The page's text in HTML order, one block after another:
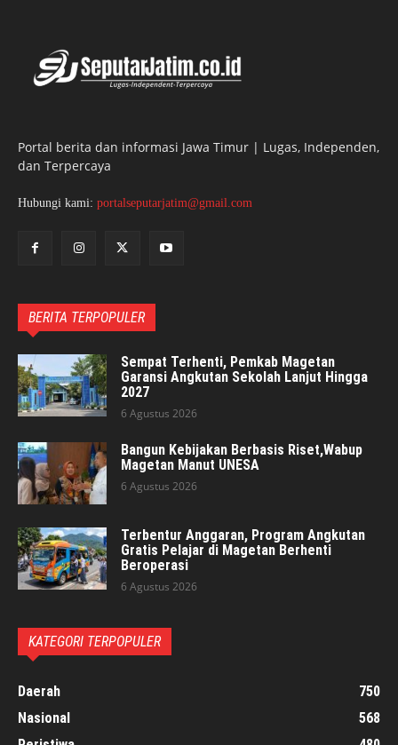
Portal berita dan informasi Jawa Timur | Lugas, Independen,
dan Terpercaya
Hubungi kami: portalseputarjatim@gmail.com
BERITA TERPOPULER
Sempat Terhenti, Pemkab Magetan
Garansi Angkutan Sekolah Lanjut Hingga
2027
6 Agustus 2026
Bangun Kebijakan Berbasis Riset,Wabup
Magetan Manut UNESA
6 Agustus 2026
Terbentur Anggaran, Program Angkutan
Gratis Pelajar di Magetan Berhenti
Beroperasi
6 Agustus 2026
KATEGORI TERPOPULER
Daerah
750
Nasional
568